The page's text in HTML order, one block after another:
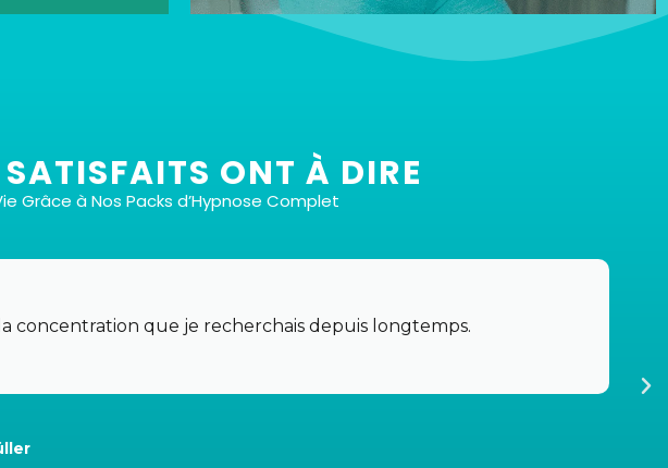
renforcer votre
Total de 6 fichiers
répondre à vos besoins et préférences spécifiques,
ONT À DIRE
Grâce à Nos Packs d’Hypnose Complet
concentration que je recherchais depuis longtemps.